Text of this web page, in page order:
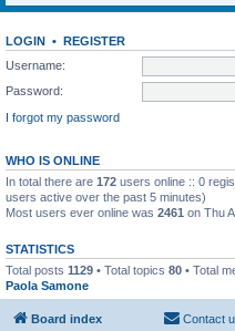
LOGIN • REGISTER
Username:
Password:
I forgot my password
WHO IS ONLINE
In total there are 172 users online :: 0
users active over the past 5 minutes)
Most users ever online was 2461 on Thu
STATISTICS
Total posts 1129 • Total topics 80 • Total
Paola Samone
Board index Contact